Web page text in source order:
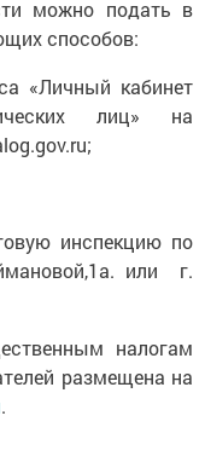
можно подать в
способов:
«Личный кабинет
лиц» на
инспекцию по
или г.
налогам
размещена на
.